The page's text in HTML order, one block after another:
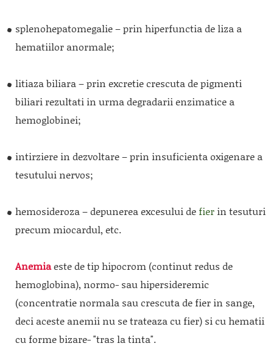
splenohepatomegalie – prin hiperfunctia de liza a
hematiilor anormale;
litiaza biliara – prin excretie crescuta de pigmenti
biliari rezultati in urma degradarii enzimatice a
hemoglobinei;
intirziere in dezvoltare – prin insuficienta oxigenare a
tesutului nervos;
hemosideroza – depunerea excesului defier in tesuturi
precum miocardul, etc.
Anemiaeste de tip hipocrom (continut redus de
hemoglobina), normo- sau hipersideremic
(concentratie normala sau crescuta de fier in sange,
deci aceste anemii nu se trateaza cu fier) si cu hematii
cu forme bizare- "tras la tinta".